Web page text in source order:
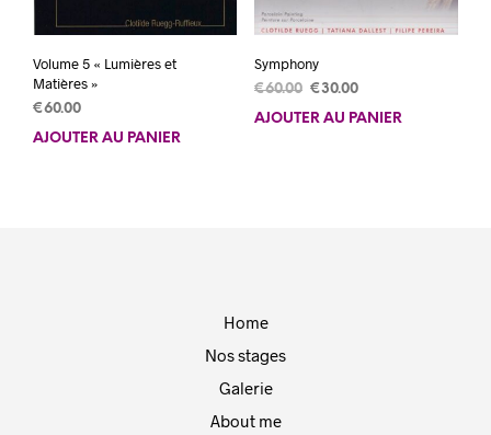
Volume 5 « Lumières et
Matières »
€60.00
AJOUTER AU PANIER
Symphony
€60.00 Le
prix
€30.00Le
prix
AJOUTER AU PANIER
Home
Nos stages
Galerie
About me